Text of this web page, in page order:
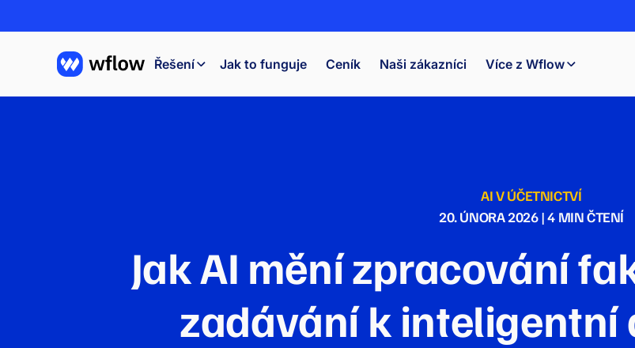
Řešení Jak to funguje Ceník Naši zákazníci Více z Wflow
AI V ÚČETNICTVÍ
20. ÚNORA 2026|4MIN ČTENÍ
Jak AI mění zpracování
zadávání k